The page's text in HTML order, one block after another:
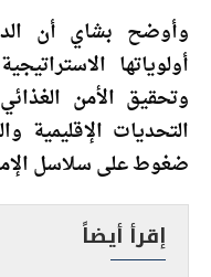
وأوضح بشاي أن
أولوياتها
وتحقيق الأمن
التحديات الإقليمية
ضغوط على سلاسل
إقرأ أيضاً